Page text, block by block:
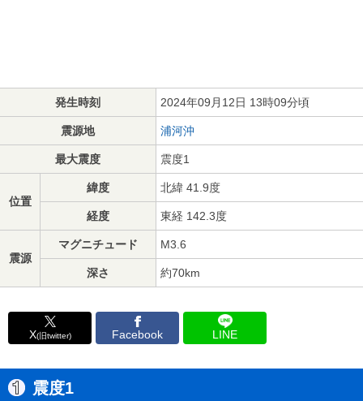
発生時刻 2024年09月12日 13時09分頃
震源地 浦河沖
最大震度 震度1
位置
緯度 北緯 41.9度
経度 東経 142.3度
震源
マグニチュード M3.6
深さ 約70km
X(旧twitter) Facebook LINE
震度1